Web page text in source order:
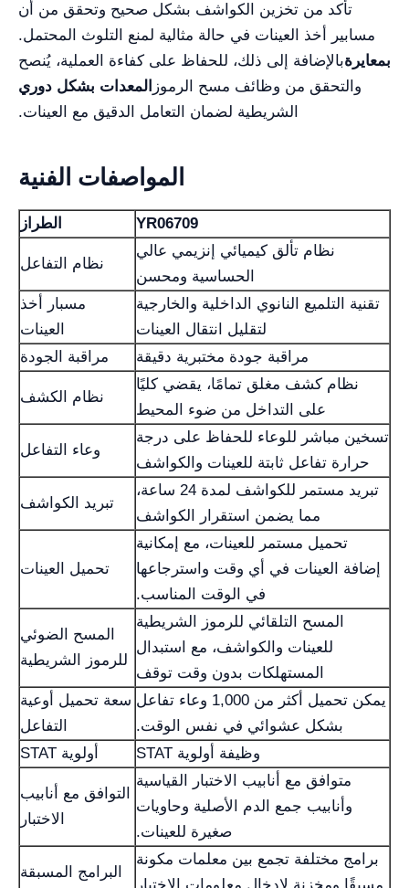
تأكد من تخزين الكواشف بشكل صحيح وتحقق من أن
مسابير أخذ العينات في حالة مثالية لمنع التلوث المحتمل.
بالإضافة إلى ذلك، للحفاظ على كفاءة العملية، يُنصحبمعايرة
المعدات بشكل دوري والتحقق من وظائف مسح الرموز
الشريطية لضمان التعامل الدقيق مع العينات.
المواصفات الفنية
الطراز YR06709
نظام التفاعل
نظام تألق كيميائي إنزيمي عالي
الحساسية ومحسن
مسبار أخذ
العينات
تقنية التلميع النانوي الداخلية والخارجية
لتقليل انتقال العينات
مراقبة الجودة
مراقبة جودة مختبرية دقيقة
نظام الكشف
نظام كشف مغلق تمامًا، يقضي كليًا
على التداخل من ضوء المحيط
وعاء التفاعل
تسخين مباشر للوعاء للحفاظ على درجة
حرارة تفاعل ثابتة للعينات والكواشف
تبريد الكواشف
تبريد مستمر للكواشف لمدة 24 ساعة،
مما يضمن استقرار الكواشف
تحميل العينات
تحميل مستمر للعينات، مع إمكانية
إضافة العينات في أي وقت واسترجاعها
في الوقت المناسب.
المسح الضوئي
للرموز الشريطية
المسح التلقائي للرموز الشريطية
للعينات والكواشف، مع استبدال
المستهلكات بدون وقت توقف
سعة تحميل أوعية
التفاعل
يمكن تحميل أكثر من 1,000 وعاء تفاعل
بشكل عشوائي في نفس الوقت.
أولوية STAT
وظيفة أولوية STAT
التوافق مع أنابيب
الاختبار
متوافق مع أنابيب الاختبار القياسية
وأنابيب جمع الدم الأصلية وحاويات
صغيرة للعينات.
البرامج المسبقة
برامج مختلفة تجمع بين معلمات مكونة